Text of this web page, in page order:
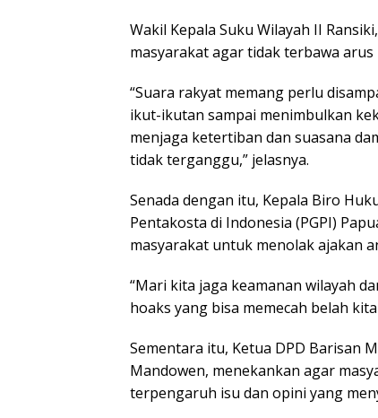
Wakil Kepala Suku Wilayah II
masyarakat agar tidak terbawa
“Suara rakyat memang perlu
ikut-ikutan sampai menimbulkan
menjaga ketertiban dan suasana
tidak terganggu,” jelasnya.
Senada dengan itu, Kepala Biro
Pentakosta di Indonesia (PGPI)
masyarakat untuk menolak ajakan
“Mari kita jaga keamanan wilayah
hoaks yang bisa memecah belah
Sementara itu, Ketua DPD Barisan
Mandowen, menekankan agar
terpengaruh isu dan opini yang